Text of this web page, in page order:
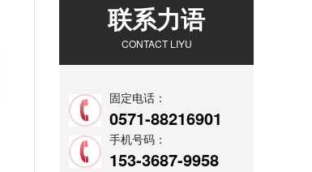
联系力语
CONTACT LIYU
固定电话：
0571-88216901
手机号码：
153-3687-9958